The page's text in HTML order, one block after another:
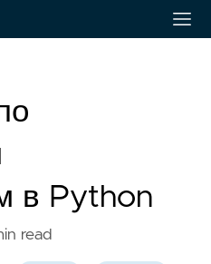
в Python
read